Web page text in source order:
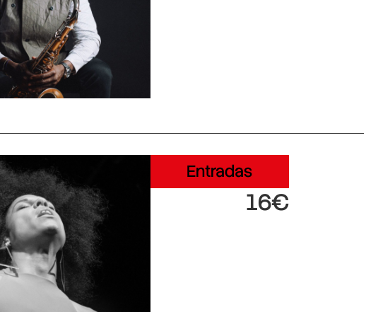
Entradas
16€